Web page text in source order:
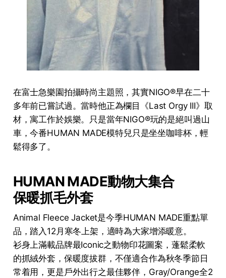
在富士急樂園拍攝時尚主題照，其實NIGO®早在二十
多年前已嘗試過。當時他正為欄目《Last Orgy III》取
材，寓工作於娛樂。只是當年NIGO®玩的是絕叫過山
車，今番HUMAN MADE模特兒只是坐坐咖啡杯，輕
鬆得多了。
HUMAN MADE動物大集合
保暖抓毛外套
Animal Fleece Jacket是今季HUMAN MADE重點單
品，踏入12月寒冬上架，適時為大家增添暖意。
衫身上滿載品牌最Iconic之動物印花圖案，蓬鬆柔軟
的抓絨外套，保暖度拔群，不僅適合作為秋冬季節日
常着用，更是戶外出行之最佳夥伴，Gray/Orange全2